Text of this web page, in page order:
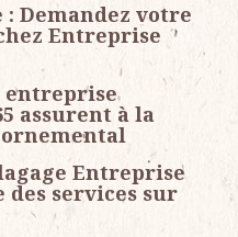
: Demandez votre
Entreprise
entreprise
assurent à la
Entreprise
des services sur